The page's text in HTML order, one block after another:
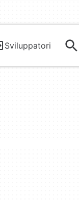
Sviluppatori